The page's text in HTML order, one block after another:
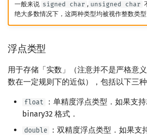
一般来说 signed char , unsigned char
绝大多数情况下，这两种类型均被视作整数类型
浮点类型
用于存储「实数」（注意并不是严格意
数在一定规则下的近似），包括以下三种
float
：单精度浮点类型．如果支
binary32 格式．
double
：双精度浮点类型．如果支